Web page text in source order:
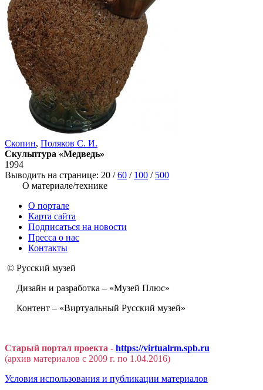
Скопин, Поляков С. И.
Скульптура «Медведь»
1994
Выводить на странице: 20 /60 / 100 / 500
О материале/технике
О портале
Карта сайта
Подписаться на новости
Пресса о нас
Контакты
© Русский музей
Дизайн и разработка – «Музей Плюс»
Контент – «Виртуальный Русский музей»
Старый портал проекта - https://virtualrm.spb.ru
(архив материалов с 2009 г. по 1.04.2016)
Условия использования и публикации материалов